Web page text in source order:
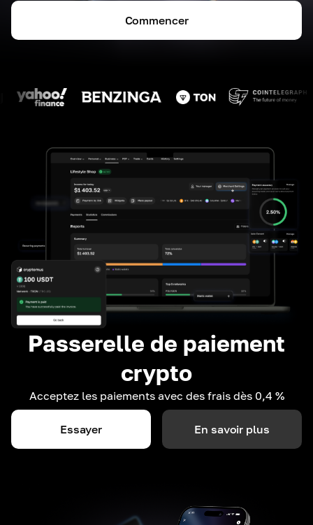
Commencer
Passerelle de paiement
crypto
Acceptez les paiements avec des frais dès 0,4 %
Essayer En savoir plus